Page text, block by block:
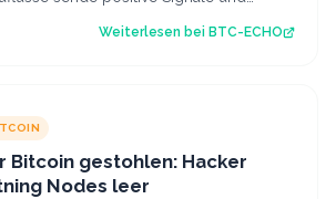
Weiterlesen bei BTC-ECHO
Bitcoin gestohlen: Hacker
Nodes leer